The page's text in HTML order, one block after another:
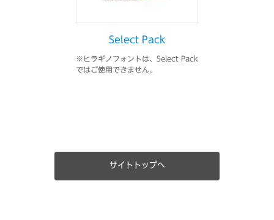
Select Pack
※ヒラギノフォントは、Select Pack
ではご使用できません。
サイトトップへ